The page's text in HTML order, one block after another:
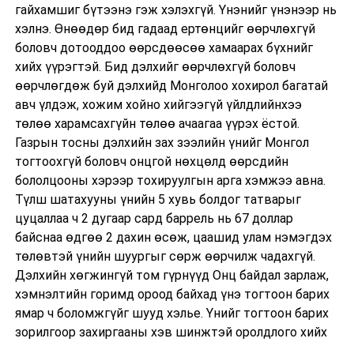
гайхамшиг бүтээнэ гэж хэлэхгүй. Үнэнийг үнэнээр нь
хэлнэ. Өнөөдөр бид гадаад ертөнцийг өөрчлөхгүй
боловч дотооддоо өөрсдөөсөө хамаарах бүхнийг
хийх үүрэгтэй. Бид дэлхийг өөрчлөхгүй боловч
өөрчлөгдөж буй дэлхийд Монголоо хохирол багатай
авч үлдэж, хожим хойно хийгээгүй үйлдлийнхээ
төлөө харамсахгүйн төлөө ачаагаа үүрэх ёстой.
Газрын тосны дэлхийн зах зээлийн үнийг Монгол
тогтоохгүй боловч онцгой нөхцөлд өөрсдийн
бололцооны хэрээр тохируулгын арга хэмжээ авна.
Түлш шатахууны үнийн 5 хувь болдог татварыг
цуцаллаа ч 2 дугаар сард баррель нь 67 доллар
байснаа өдгөө 2 дахин өсөж, цаашид улам нэмэгдэх
төлөвтэй үнийн шуургыг сөрж өөрчилж чадахгүй.
Дэлхийн хөгжингүй том гүрнүүд Онц байдал зарлаж,
хэмнэлтийн горимд ороод байхад үнэ тогтоон барих
ямар ч боломжгүйг шууд хэлье. Үнийг тогтоон барих
зорилгоор захиргааны хэв шинжтэй оролдлого хийх